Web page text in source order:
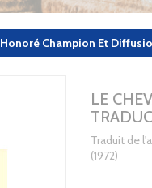
Honoré Champion Et
LE
Traduit de
(1972)